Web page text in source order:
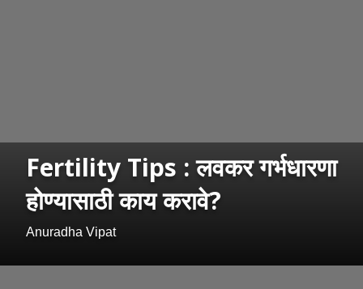
Fertility Tips : लवकर गर्भधारणा
होण्यासाठी काय करावे?
Anuradha Vipat